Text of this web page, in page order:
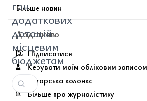
грн
додаткових
дотацій
місцевим
бюджетам
Більше новин
Додатково
Підписатися
Керувати моїм обліковим записом
Авторська колонка
Більше про журналістику